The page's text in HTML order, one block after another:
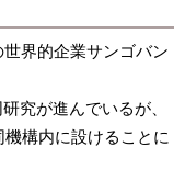
界的企業サンゴバン
究が進んでいるが、
構内に設けることに